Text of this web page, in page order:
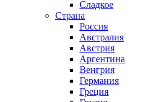
Сладкое
Страна
Россия
Австралия
Австрия
Аргентина
Венгрия
Германия
Греция